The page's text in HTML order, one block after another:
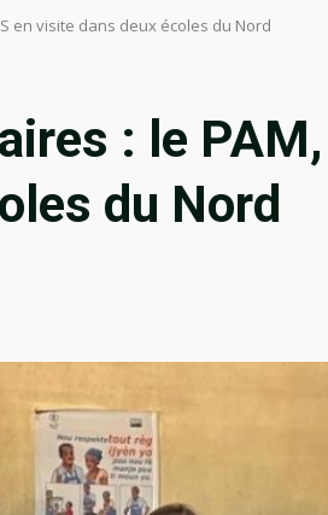
en visite dans deux écoles du Nord
: le PAM,
du Nord